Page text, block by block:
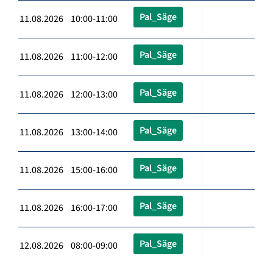
11.08.2026 10:00-11:00 Pal_Säge
11.08.2026 11:00-12:00 Pal_Säge
11.08.2026 12:00-13:00 Pal_Säge
11.08.2026 13:00-14:00 Pal_Säge
11.08.2026 15:00-16:00 Pal_Säge
11.08.2026 16:00-17:00 Pal_Säge
12.08.2026 08:00-09:00 Pal_Säge